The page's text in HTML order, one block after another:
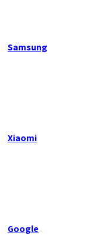
Samsung
Xiaomi
Google